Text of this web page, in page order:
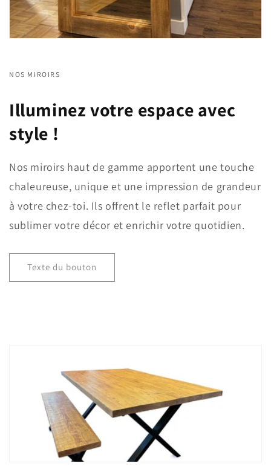
NOS MIROIRS
Illuminez votre espace avec
style !
Nos miroirs haut de gamme apportent une touche
chaleureuse, unique et une impression de grandeur
à votre chez-toi. Ils offrent le reflet parfait pour
sublimer votre décor et enrichir votre quotidien.
Texte du bouton